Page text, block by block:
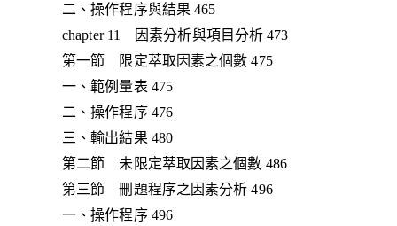
二、操作程序與結果 465
chapter 11 因素分析與項目分析 473
第一節 限定萃取因素之個數 475
一、範例量表 475
二、操作程序 476
三、輸出結果 480
第二節 未限定萃取因素之個數 486
第三節 刪題程序之因素分析 496
一、操作程序 496